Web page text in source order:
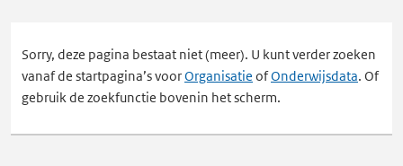
Sorry, deze pagina bestaat niet (meer). U kunt verder zoeken
vanaf de startpagina’s voorOrganisatie ofOnderwijsdata. Of
gebruik de zoekfunctie bovenin het scherm.